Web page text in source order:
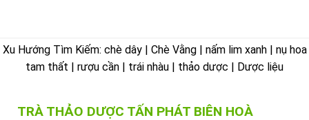
Xu Hướng Tìm Kiếm: chè dây | Chè Vằng | nấm lim xanh | nụ hoa
tam thất | rượu cần | trái nhàu | thảo dược | Dược liệu
TRÀ THẢO DƯỢC TẤN PHÁT BIÊN HOÀ